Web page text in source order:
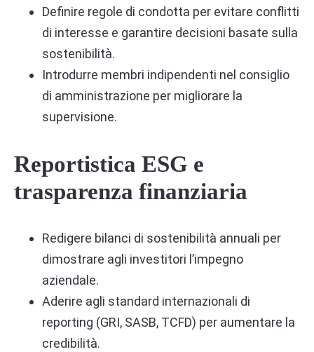
Definire regole di condotta per evitare conflitti
di interesse e garantire decisioni basate sulla
sostenibilità.
Introdurre membri indipendenti nel consiglio
di amministrazione per migliorare la
supervisione.
Reportistica ESG e
trasparenza finanziaria
Redigere bilanci di sostenibilità annuali per
dimostrare agli investitori l’impegno
aziendale.
Aderire agli standard internazionali di
reporting (GRI, SASB, TCFD) per aumentare la
credibilità.